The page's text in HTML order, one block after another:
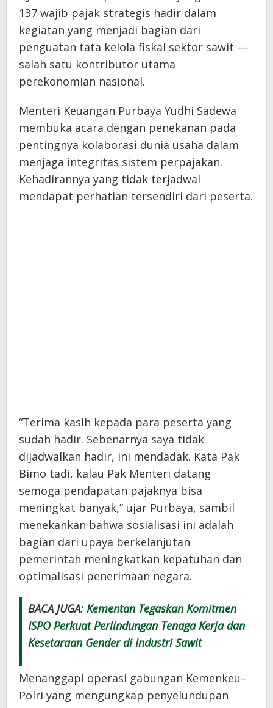
137 wajib pajak strategis hadir dalam
kegiatan yang menjadi bagian dari
penguatan tata kelola fiskal sektor sawit —
salah satu kontributor utama
perekonomian nasional.
Menteri Keuangan Purbaya Yudhi Sadewa
membuka acara dengan penekanan pada
pentingnya kolaborasi dunia usaha dalam
menjaga integritas sistem perpajakan.
Kehadirannya yang tidak terjadwal
mendapat perhatian tersendiri dari peserta.
“Terima kasih kepada para peserta yang
sudah hadir. Sebenarnya saya tidak
dijadwalkan hadir, ini mendadak. Kata Pak
Bimo tadi, kalau Pak Menteri datang
semoga pendapatan pajaknya bisa
meningkat banyak,” ujar Purbaya, sambil
menekankan bahwa sosialisasi ini adalah
bagian dari upaya berkelanjutan
pemerintah meningkatkan kepatuhan dan
optimalisasi penerimaan negara.
BACA JUGA: Kementan Tegaskan Komitmen
ISPO Perkuat Perlindungan Tenaga Kerja dan
Kesetaraan Gender di Industri Sawit
Menanggapi operasi gabungan Kemenkeu–
Polri yang mengungkap penyelundupan